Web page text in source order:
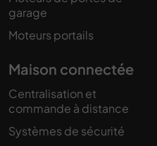
garage
Moteurs portails
Maison connectée
Centralisation et
commande à distance
Systèmes de sécurité